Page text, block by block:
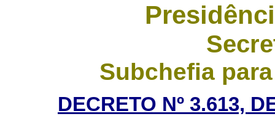
Subchefia
DECRETO Nº 3.613,